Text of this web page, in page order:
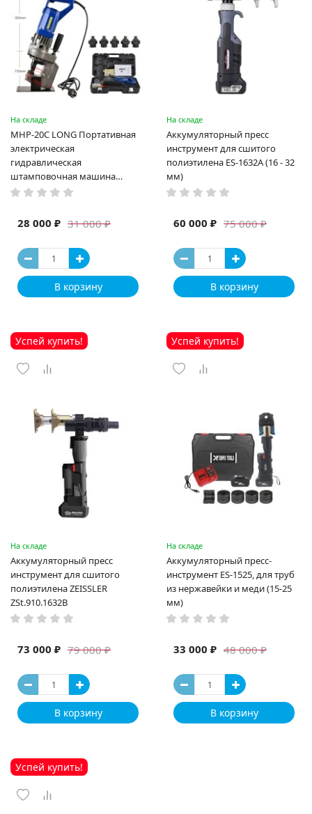
На складе
MHP-20C LONG Портативная
электрическая
гидравлическая
штамповочная машина
высокая мощность и мощный
машина
31 000 ₽
28 000 ₽
В корзину
На складе
Аккумуляторный пресс
инструмент для сшитого
полиэтилена ES-1632A (16 - 32
мм)
75 000 ₽
60 000 ₽
В корзину
Успей купить!
На складе
Аккумуляторный пресс
инструмент для сшитого
полиэтилена ZEISSLER
ZSt.910.1632B
79 000 ₽
73 000 ₽
В корзину
Успей купить!
На складе
Аккумуляторный пресс-
инструмент ES-1525, для труб
из нержавейки и меди (15-25
мм)
48 000 ₽
33 000 ₽
В корзину
Успей купить!